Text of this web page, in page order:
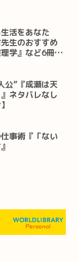
活をあなた
生のおすすめ
学』など6冊紹
公”『成瀬は天
ネタバレなし
事術『「ない